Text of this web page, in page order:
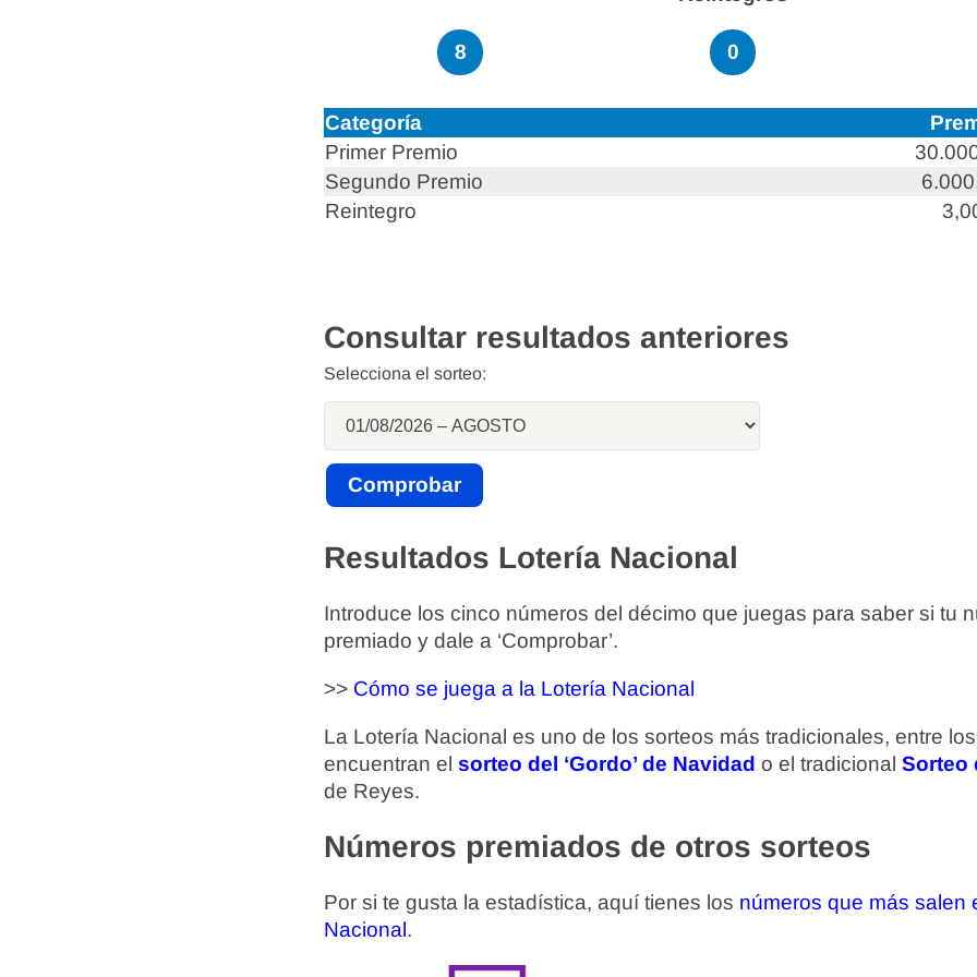
8 0
Categoría
Primer Premio
Segundo Premio
Reintegro
Consultar resultados anteriores
Selecciona el sorteo:
Resultados Lotería Nacional
Introduce los cinco números del décimo que juegas para saber si tu
premiado y dale a ‘Comprobar’.
>> Cómo se juega a la Lotería Nacional
La Lotería Nacional es uno de los sorteos más tradicionales, entre
encuentran el sorteo del ‘Gordo’ de Navidad o el tradicional Sorteo
de Reyes.
Números premiados de otros sorteos
Por si te gusta la estadística, aquí tienes los números que más salen
Nacional.